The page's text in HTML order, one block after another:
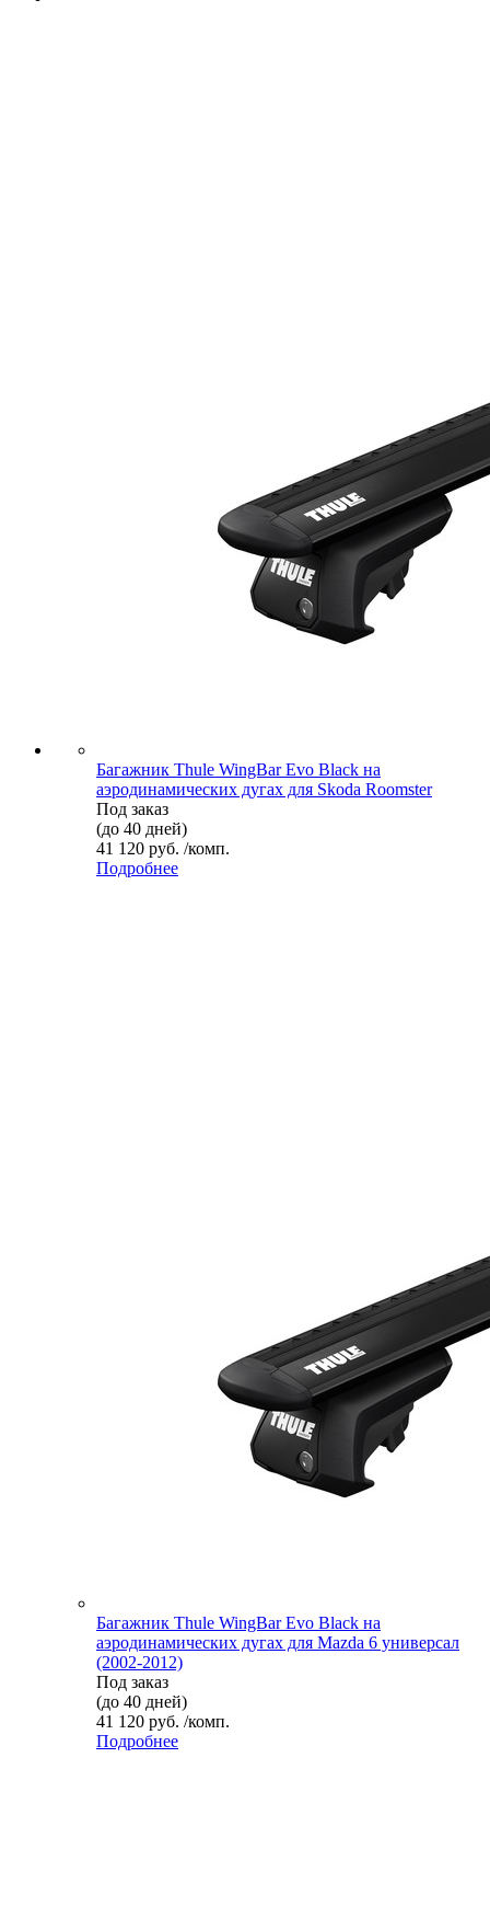
Багажник Thule WingBar Evo Black на
аэродинамических дугах для Skoda Roomster
Под заказ
(до 40 дней)
41 120 руб. /комп.
Подробнее
Багажник Thule WingBar Evo Black на
аэродинамических дугах для Mazda 6 универсал
(2002-2012)
Под заказ
(до 40 дней)
41 120 руб. /комп.
Подробнее